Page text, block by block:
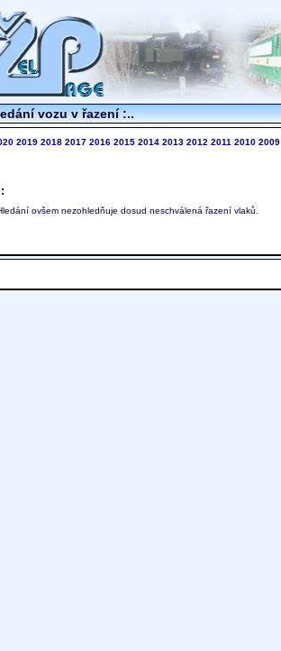
vozu v řazení :..
2019 2018 2017 2016 2015 2014 2013 2012 2011 2010 2009
ovšem nezohledňuje dosud neschválená řazení vlaků.